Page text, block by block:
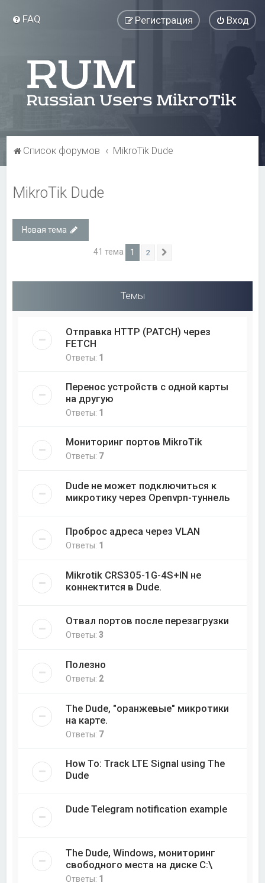
FAQ Вход
Регистрация
Список форумов MikroTik Dude
MikroTik Dude
Новая тема
41 тема 1 2
Темы
Отправка HTTP (PATCH) через
FETCH
Ответы: 1
Перенос устройств с одной карты
на другую
Ответы: 1
Мониторинг портов MikroTik
Ответы: 7
Dude не может подключиться к
микротику через Openvpn-туннель
Проброс адреса через VLAN
Ответы: 1
Mikrotik CRS305-1G-4S+IN не
коннектится в Dude.
Отвал портов после перезагрузки
Ответы:3
Полезно
Ответы: 2
The Dude, "оранжевые" микротики
на карте.
Ответы: 7
How To: Track LTE Signal using The
Dude
Dude Telegram notification example
The Dude, Windows, мониторинг
свободного места на диске C:\
Ответы: 1